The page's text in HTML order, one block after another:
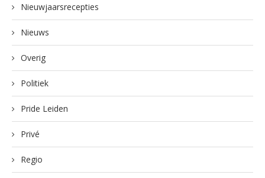
Nieuwjaarsrecepties
Nieuws
Overig
Politiek
Pride Leiden
Privé
Regio